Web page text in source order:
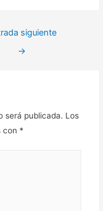
siguiente
→
será publicada. Los
con *